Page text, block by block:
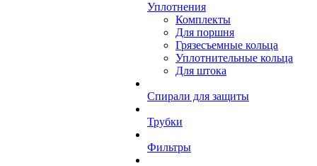
Уплотнения
Комплекты
Для поршня
Грязесъемные кольца
Уплотнительные кольца
Для штока
Спирали для защиты
Трубки
Фильтры